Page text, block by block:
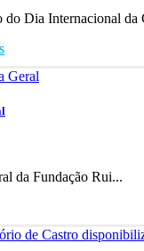
do Dia Internacional da
da Fundação Rui...